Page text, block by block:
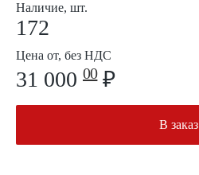
Наличие, шт.
172
Цена от, без НДС
31 000 00₽
В заказ